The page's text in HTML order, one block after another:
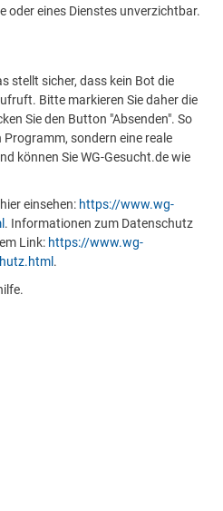
oder eines Dienstes unverzichtbar.
stellt sicher, dass kein Bot die
Bitte markieren Sie daher die
Sie den Button "Absenden". So
Programm, sondern eine reale
können Sie WG-Gesucht.de wie
einsehen: https://www.wg-
. Informationen zum Datenschutz
Link: https://www.wg-
.